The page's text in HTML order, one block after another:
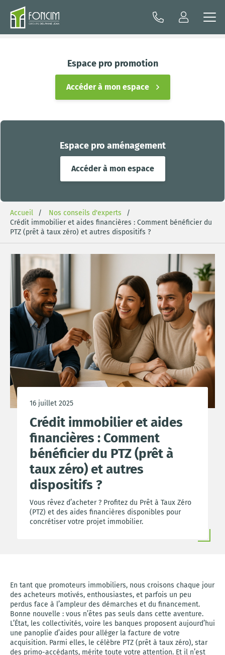
Espace pro aménagement
Accéder à mon espace
Espace pro promotion
Accéder à mon espace
Accueil
Nos conseils d'experts
Crédit immobilier et aides financières : Comment bénéficier du
PTZ (prêt à taux zéro) et autres dispositifs ?
16 juillet 2025
Crédit immobilier et aides
financières : Comment
bénéficier du PTZ (prêt à
taux zéro) et autres
dispositifs ?
Vous rêvez d’acheter ? Profitez du Prêt à Taux Zéro
(PTZ) et des aides financières disponibles pour
concrétiser votre projet immobilier.
En tant que promoteurs immobiliers, nous croisons chaque jour
des acheteurs motivés, enthousiastes, et parfois un peu
perdus face à l’ampleur des démarches et du financement.
Bonne nouvelle : vous n’êtes pas seuls dans cette aventure.
L’État, les collectivités, voire les banques proposent aujourd’hui
une panoplie d’aides pour alléger la facture de votre
acquisition. Parmi elles, le célèbre PTZ (prêt à taux zéro), star
des primo-accédants, mérite toute votre attention. Et il n’est